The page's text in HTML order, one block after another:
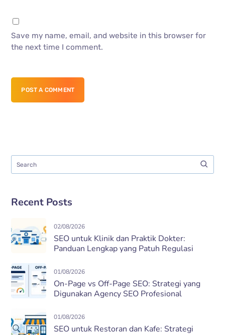
Save my name, email, and website in this browser for
the next time I comment.
POST A COMMENT
Recent Posts
02/08/2026
SEO untuk Klinik dan Praktik Dokter:
Panduan Lengkap yang Patuh Regulasi
01/08/2026
On-Page vs Off-Page SEO: Strategi yang
Digunakan Agency SEO Profesional
01/08/2026
SEO untuk Restoran dan Kafe: Strategi